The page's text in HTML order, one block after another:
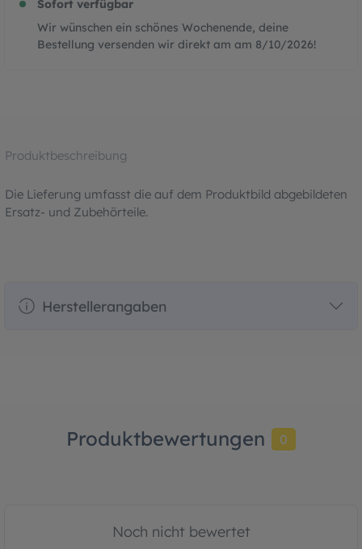
Sofort verfügbar
Wir wünschen ein schönes Wochenende, deine
Bestellung versenden wir direkt am am 8/10/2026!
Produktbeschreibung
Die Lieferung umfasst die auf dem Produktbild abgebildeten
Ersatz- und Zubehörteile.
Herstellerangaben
Produktbewertungen 0
Noch nicht bewertet